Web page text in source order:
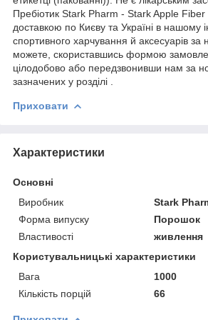
Пребіотик Stark Pharm - Stark Apple Fiber
доставкою по Києву та Україні в нашому
спортивного харчування й аксесуарів за
можете, скориставшись формою
цілодобово або передзвонивши нам за
зазначених у розділі .
Приховати
Характеристики
Основні
Виробник
Stark
Форма випуску
Порошок
Властивості
живлення
Користувальницькі характеристики
Вага
1000
Кількість порцій
66